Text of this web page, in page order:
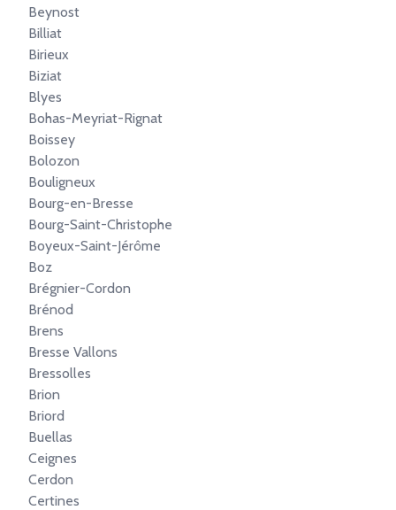
Beynost
Billiat
Birieux
Biziat
Blyes
Bohas-Meyriat-Rignat
Boissey
Bolozon
Bouligneux
Bourg-en-Bresse
Bourg-Saint-Christophe
Boyeux-Saint-Jérôme
Boz
Brégnier-Cordon
Brénod
Brens
Bresse Vallons
Bressolles
Brion
Briord
Buellas
Ceignes
Cerdon
Certines